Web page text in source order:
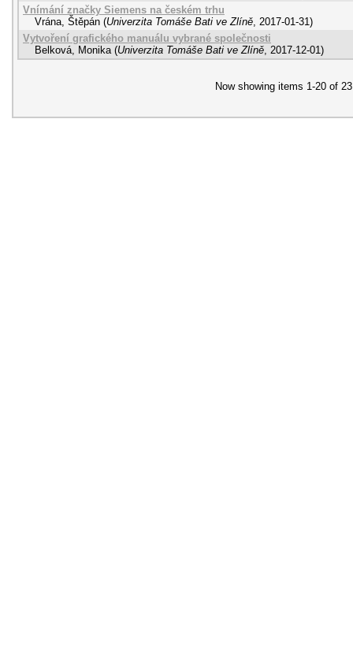
Vnímání značky Siemens na českém trhu
Vrána, Štěpán (Univerzita Tomáše Bati ve Zlíně, 2017-01-31)
Vytvoření grafického manuálu vybrané společnosti
Belková, Monika (Univerzita Tomáše Bati ve Zlíně, 2017-12-01)
Now showing items 1-20 of 23